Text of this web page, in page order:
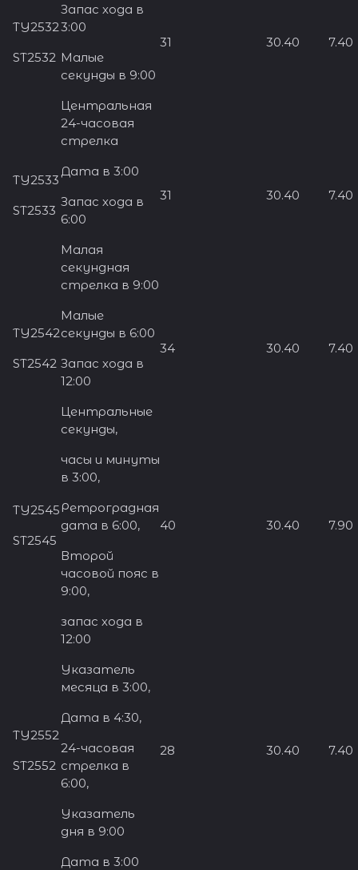
TY2532
ST2532
Запас хода в
3:00
Малые
секунды в 9:00
31 30.40 7.40
TY2533
ST2533
Центральная
24-часовая
стрелка
Дата в 3:00
Запас хода в
6:00
Малая
секундная
стрелка в 9:00
31 30.40 7.40
TY2542
ST2542
Малые
секунды в 6:00
Запас хода в
12:00
34 30.40 7.40
TY2545
ST2545
Центральные
секунды,
часы и минуты
в 3:00,
Ретроградная
дата в 6:00,
Второй
часовой пояс в
9:00,
запас хода в
12:00
40 30.40 7.90
TY2552
ST2552
Указатель
месяца в 3:00,
Дата в 4:30,
24-часовая
стрелка в
6:00,
Указатель
дня в 9:00
28 30.40 7.40
Дата в 3:00